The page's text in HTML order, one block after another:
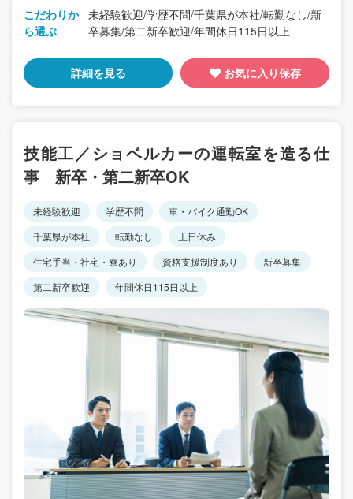
こだわりか
ら選ぶ
未経験歓迎/学歴不問/千葉県が本社/転勤なし/新
卒募集/第二新卒歓迎/年間休日115日以上
詳細を見る お気に入り保存
技能工／ショベルカーの運転室を造る仕
事 新卒・第二新卒OK
未経験歓迎 学歴不問
車・バイク通勤OK
千葉県が本社
転勤なし
土日休み
住宅手当・社宅・寮あり
資格支援制度あり
新卒募集
第二新卒歓迎
年間休日115日以上